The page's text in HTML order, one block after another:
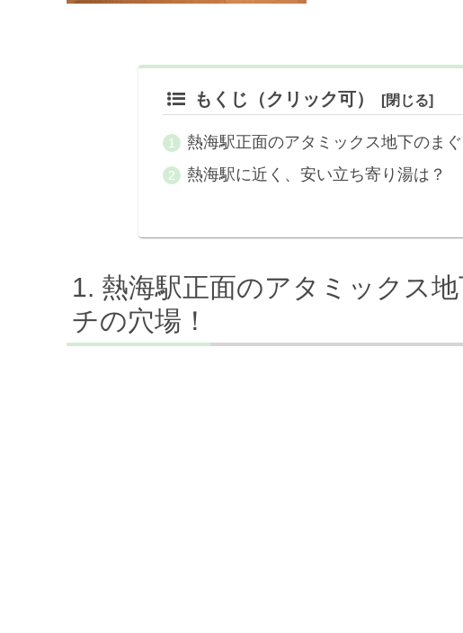
もくじ（クリック可）
熱海駅正面のアタミックス地下のま
熱海駅に近く、安い立ち寄り湯は？
熱海駅正面のアタミックス
チの穴場！